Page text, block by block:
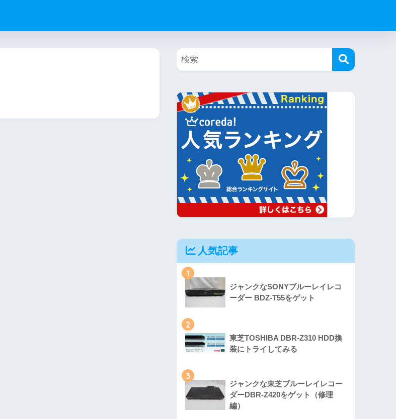
人気記事
1
ジャンクなSONYブルーレイレコ
ーダー BDZ-T55をゲット
2
東芝TOSHIBA DBR-Z310 HDD換
装にトライしてみる
3
ジャンクな東芝ブルーレイレコー
ダーDBR-Z420をゲット（修理
編）